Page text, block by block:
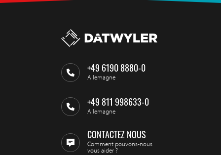
+49 6190 8880-0
Allemagne
+49 811 998633-0
Allemagne
CONTACTEZ NOUS
Comment pouvons-nous
vous aider ?